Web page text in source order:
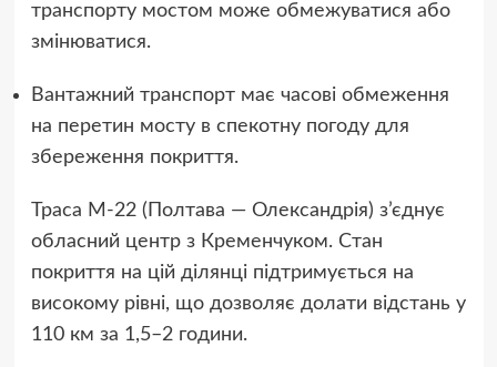
транспорту мостом може обмежуватися або
змінюватися.
Вантажний транспорт має часові обмеження
на перетин мосту в спекотну погоду для
збереження покриття.
Траса М-22 (Полтава — Олександрія) з’єднує
обласний центр з Кременчуком. Стан
покриття на цій ділянці підтримується на
високому рівні, що дозволяє долати відстань у
110 км за 1,5–2 години.